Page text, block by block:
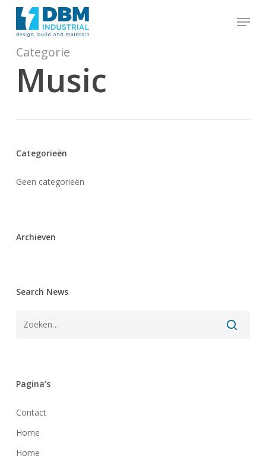
content
Menu
Categorie
Music
Categorieën
Geen categorieën
Archieven
Search News
Pagina’s
Contact
Home
Home